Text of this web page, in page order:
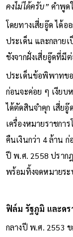
คงไม่ได้ครับ” คำพูด
โดยทางเสี่ยอู๊ด ได้
ประเด็น และกลาย
ชังจากฝั่งเสี่ยอู๊ดที่มี
ประเด็นข้อพิพาทข
ก่อนจะค่อย ๆ เงียบ
ได้ตัดสินจำคุก เสี่ย
เครื่องหมายราชกา
คืนเงินกว่า 4 ล้าน
ปี พ.ศ. 2558 ปราก
พร้อมทิ้งจดหมายระ
ฟิล์ม รัฐภูมิ และดร
กลางปี พ.ศ. 2553